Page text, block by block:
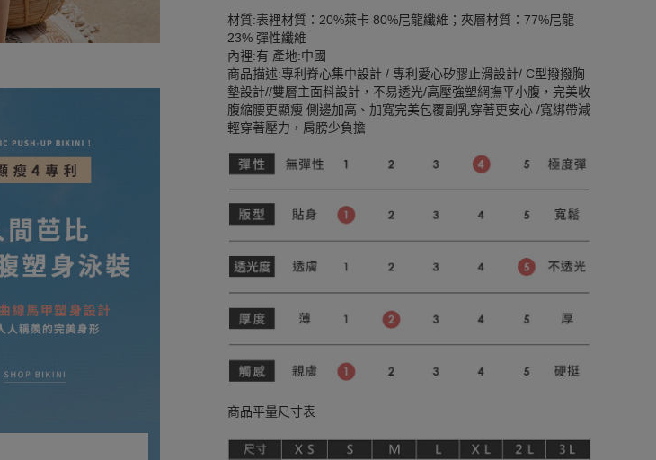
材質:表裡材質：20%萊卡 80%尼龍纖維；夾層材質：77%尼龍
23% 彈性纖維
內裡:有 產地:中國
商品描述:專利脊心集中設計 / 專利愛心矽膠止滑設計/ C型撥撥胸
墊設計//雙層主面料設計，不易透光/高壓強塑網撫平小腹，完美收
腹縮腰更顯瘦 側邊加高、加寬完美包覆副乳穿著更安心 /寬綁帶減
輕穿著壓力，肩膀少負擔
商品平量尺寸表